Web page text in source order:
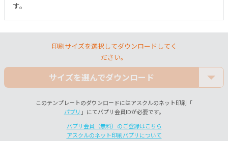
す。
印刷サイズを選択してダウンロードしてく
ださい。
サイズを選んでダウンロード
このテンプレートのダウンロードにはアスクルのネット印刷「
パプリ 」にてパプリ会員IDが必要です。
パプリ会員（無料）のご登録はこちら
アスクルのネット印刷パプリについて